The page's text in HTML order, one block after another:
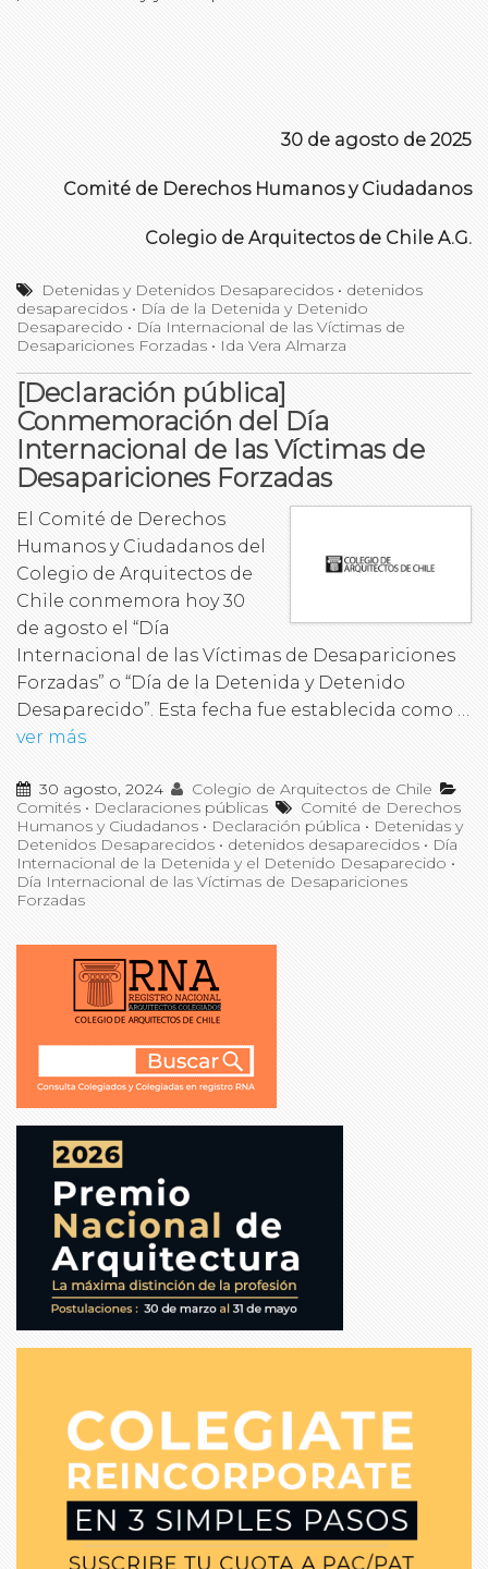
30 de agosto de 2025
Comité de Derechos Humanos y Ciudadanos
Colegio de Arquitectos de Chile A.G.
Detenidas y Detenidos Desaparecidos • detenidos
desaparecidos • Día de la Detenida y Detenido
Desaparecido • Día Internacional de las Víctimas de
Desapariciones Forzadas • Ida Vera Almarza
[Declaración pública]
Conmemoración del Día
Internacional de las Víctimas de
Desapariciones Forzadas
El Comité de Derechos
Humanos y Ciudadanos del
Colegio de Arquitectos de
Chile conmemora hoy 30
de agosto el “Día
Internacional de las Víctimas de Desapariciones
Forzadas” o “Día de la Detenida y Detenido
Desaparecido”. Esta fecha fue establecida como …
ver más
30 agosto, 2024
Colegio de Arquitectos de Chile
Comités • Declaraciones públicas
Comité de Derechos
Humanos y Ciudadanos • Declaración pública • Detenidas y
Detenidos Desaparecidos • detenidos desaparecidos • Día
Internacional de la Detenida y el Detenido Desaparecido •
Día Internacional de las Víctimas de Desapariciones
Forzadas